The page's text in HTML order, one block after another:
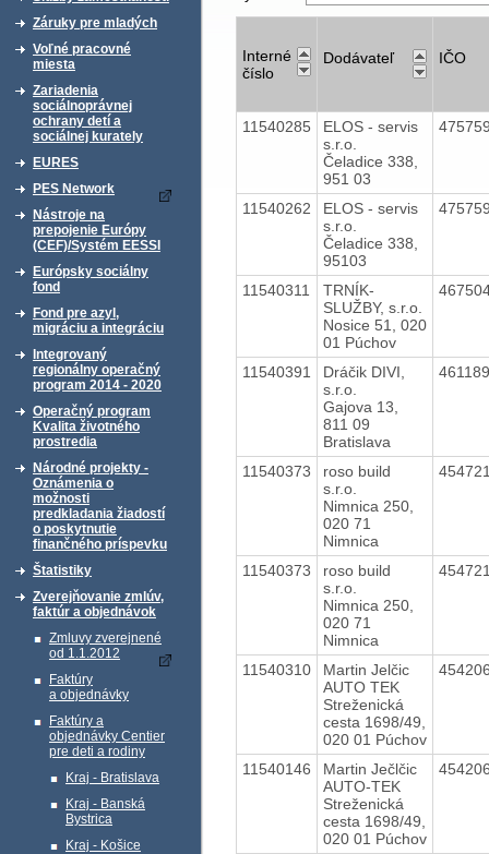
Záruky pre mladých
Voľné pracovné
miesta
Zariadenia
sociálnoprávnej
ochrany detí a
sociálnej kurately
EURES
PES Network
Nástroje na
prepojenie Európy
(CEF)/Systém EESSI
Európsky sociálny
fond
Fond pre azyl,
migráciu a integráciu
Integrovaný
regionálny operačný
program 2014 - 2020
Operačný program
Kvalita životného
prostredia
Národné projekty -
Oznámenia o
možnosti
predkladania žiadostí
o poskytnutie
finančného príspevku
Štatistiky
Zverejňovanie zmlúv,
faktúr a objednávok
Zmluvy zverejnené
od 1.1.2012
Faktúry
a objednávky
Faktúry a
objednávky Centier
pre deti a rodiny
Kraj - Bratislava
Kraj - Banská
Bystrica
Kraj - Košice
Interné
číslo
Dodávateľ IČO
11540285
ELOS - servis
s.r.o.
Čeladice 338,
951 03
11540262
ELOS - servis
s.r.o.
Čeladice 338,
95103
11540311
TRNÍK-
SLUŽBY, s.r.o.
Nosice 51, 020
01 Púchov
11540391
Dráčik DIVI,
s.r.o.
Gajova 13,
811 09
Bratislava
11540373
roso build
s.r.o.
Nimnica 250,
020 71
Nimnica
11540373
roso build
s.r.o.
Nimnica 250,
020 71
Nimnica
11540310
Martin Jelčic
AUTO TEK
Streženická
cesta 1698/49,
020 01 Púchov
11540146
Martin Ječlčic
AUTO-TEK
Streženická
cesta 1698/49,
020 01 Púchov